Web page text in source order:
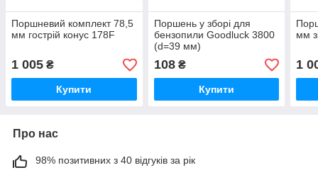
Поршневий комплект 78,5
мм гострій конус 178F
1 005 ₴
Купити
Поршень у зборі для
бензопили Goodluck 3800
(d=39 мм)
108₴
Купити
мм
1
Про нас
98% позитивних з 40 відгуків за рік